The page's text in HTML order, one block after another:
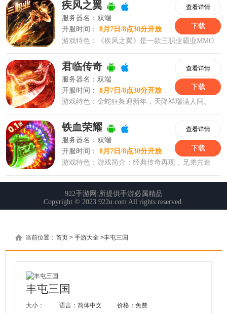
当前位置： 首页 > 手游大全 >丰屯三国
丰屯三国
大小： 语言：简体中文
价格：免费